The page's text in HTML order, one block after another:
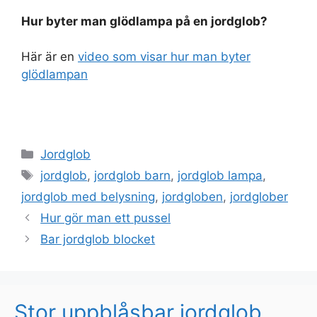
Hur byter man glödlampa på en jordglob?
Här är en video som visar hur man byter
glödlampan
Categories
Jordglob
Tags
jordglob, jordglob barn, jordglob lampa,
jordglob med belysning, jordgloben, jordglober
Hur gör man ett pussel
Bar jordglob blocket
Stor uppblåsbar jordglob